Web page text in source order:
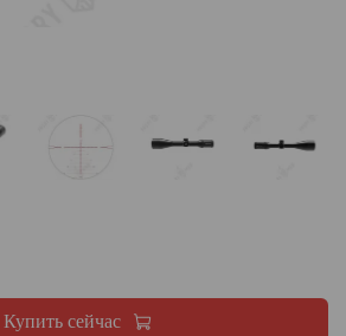
Купить сейчас